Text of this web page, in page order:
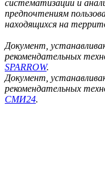
систематизации и
предпочтениям
находящихся на
Документ,
рекомендательных
SPARROW.
Документ,
рекомендательных
СМИ24.